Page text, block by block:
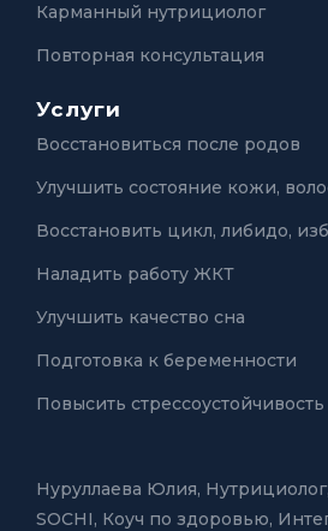
Карманный нутрициолог
Повторная консультация
Услуги
Восстановиться после родов
Улучшить состояние кожи,
Восстановить цикл, либидо,
Наладить работу ЖКТ
Улучшить качество сна
Подготовка к беременности
Повысить стрессоустойчивость
Нуруллаева Юлия,
SOCHI, Коуч по здоровью,